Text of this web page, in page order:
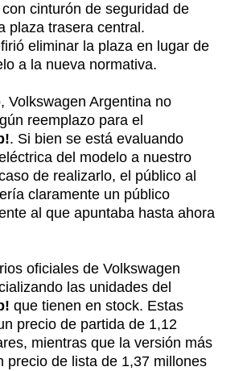
cinturón de seguridad de
plaza trasera central.
eliminar la plaza en lugar de
a la nueva normativa.
Volkswagen Argentina no
reemplazo para el
. Si bien se está evaluando
del modelo a nuestro
de realizarlo, el público al
claramente un público
al que apuntaba hasta ahora
oficiales de Volkswagen
las unidades del
que tienen en stock. Estas
precio de partida de 1,12
mientras que la versión más
precio de lista de 1,37 millones